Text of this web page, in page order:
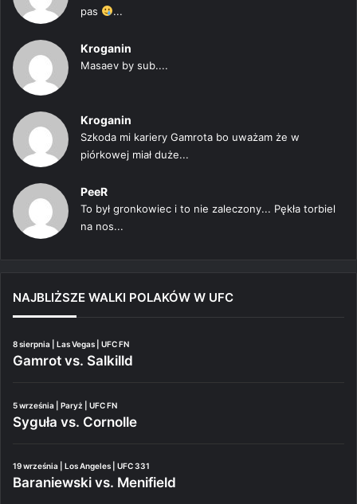
pas ...
Kroganin
Masaev by sub....
Kroganin
Szkoda mi kariery Gamrota bo uważam że w
piórkowej miał duże...
PeeR
To był gronkowiec i to nie zaleczony... Pękła torbiel
na nos...
NAJBLIŻSZE WALKI POLAKÓW W UFC
8 sierpnia | Las Vegas | UFC FN
Gamrot vs. Salkilld
5 września | Paryż | UFC FN
Syguła vs. Cornolle
19 września | Los Angeles | UFC 331
Baraniewski vs. Menifield